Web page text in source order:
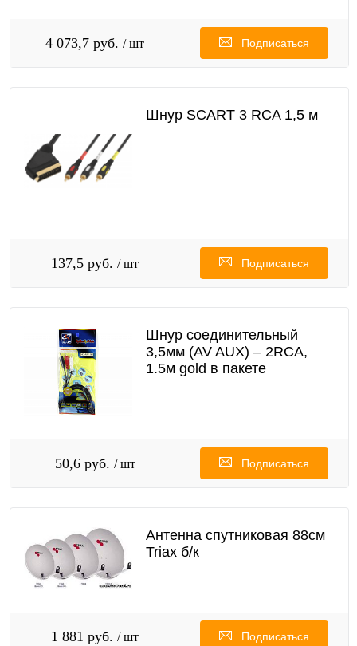
4 073,7 руб. / шт Подписаться
Шнур SCART 3 RCA 1,5 м
137,5 руб. / шт Подписаться
Шнур соединительный
3,5мм (AV AUX) – 2RCA,
1.5м gold в пакете
50,6 руб. / шт Подписаться
Антенна спутниковая 88см
Triax б/к
1 881 руб. / шт Подписаться